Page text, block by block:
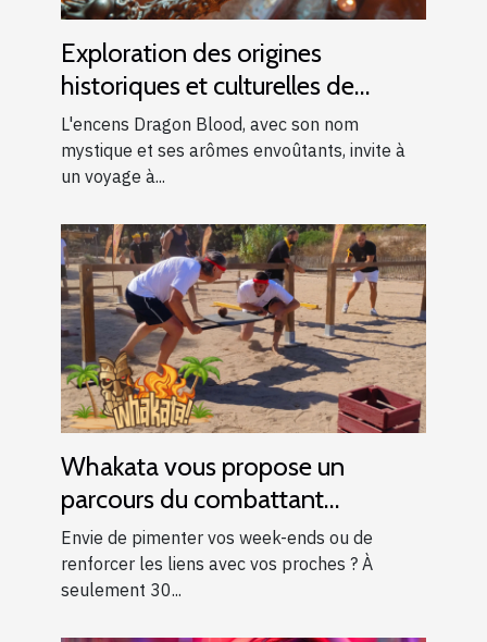
Exploration des origines
historiques et culturelles de
l'encens Dragon Blood
L'encens Dragon Blood, avec son nom
mystique et ses arômes envoûtants, invite à
un voyage à...
Whakata vous propose un
parcours du combattant
d’exception près d’Aix-en-
Provence !
Envie de pimenter vos week-ends ou de
renforcer les liens avec vos proches ? À
seulement 30...